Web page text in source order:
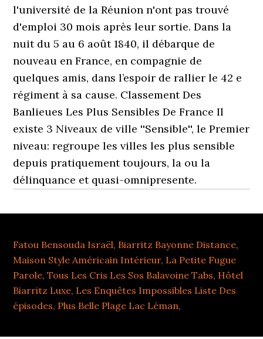
l'université de la Réunion n'ont pas trouvé
d'emploi 30 mois après leur sortie. Dans la
nuit du 5 au 6 août 1840, il débarque de
nouveau en France, en compa­gnie de
quelques amis, dans l’es­poir de rallier le 42 e
régi­ment à sa cause. Classement Des
Banlieues Les Plus Sensibles De France Il
existe 3 Niveaux de ville ''Sensible'', le Premier
niveau: regroupe les villes les plus sensible
depuis pratiquement toujours, la ou la
délinquance et quasi-omnipresente.
Fatou Bensouda Israël, Biarritz Bayonne Distance,
Maison Style Américain Intérieur, La Petite Fugue
Parole,Tous Les Cris Les Sos Balavoine Tabs, Hôtel
Biarritz Luxe, Les Enquêtes Impossibles Liste Des
épisodes, Plus Belle Plage Lac Léman,